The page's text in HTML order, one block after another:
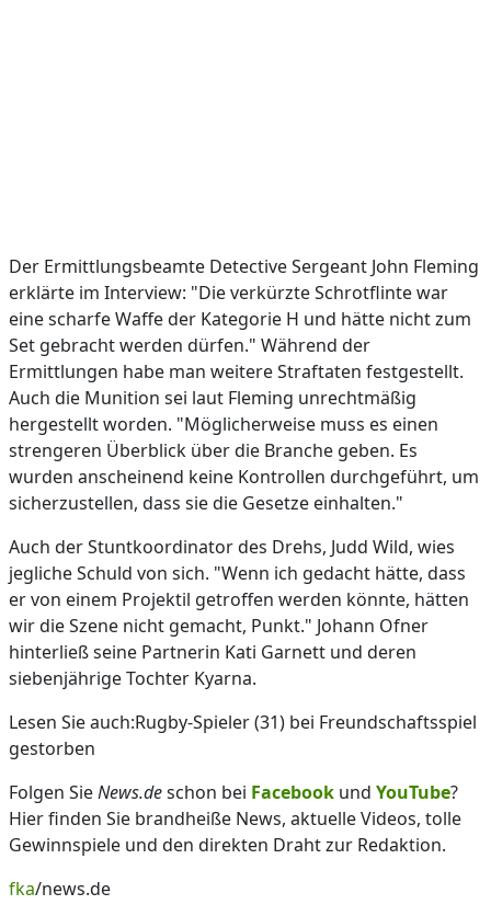
Der Ermittlungsbeamte Detective Sergeant John Fleming
erklärte im Interview: "Die verkürzte Schrotflinte war
eine scharfe Waffe der Kategorie H und hätte nicht zum
Set gebracht werden dürfen." Während der
Ermittlungen habe man weitere Straftaten festgestellt.
Auch die Munition sei laut Fleming unrechtmäßig
hergestellt worden. "Möglicherweise muss es einen
strengeren Überblick über die Branche geben. Es
wurden anscheinend keine Kontrollen durchgeführt, um
sicherzustellen, dass sie die Gesetze einhalten."
Auch der Stuntkoordinator des Drehs, Judd Wild, wies
jegliche Schuld von sich. "Wenn ich gedacht hätte, dass
er von einem Projektil getroffen werden könnte, hätten
wir die Szene nicht gemacht, Punkt." Johann Ofner
hinterließ seine Partnerin Kati Garnett und deren
siebenjährige Tochter Kyarna.
Lesen Sie auch:Rugby-Spieler (31) bei Freundschaftsspiel
gestorben
Folgen SieNews.deschon bei Facebook und YouTube?
Hier finden Sie brandheiße News, aktuelle Videos, tolle
Gewinnspiele und den direkten Draht zur Redaktion.
fka/news.de